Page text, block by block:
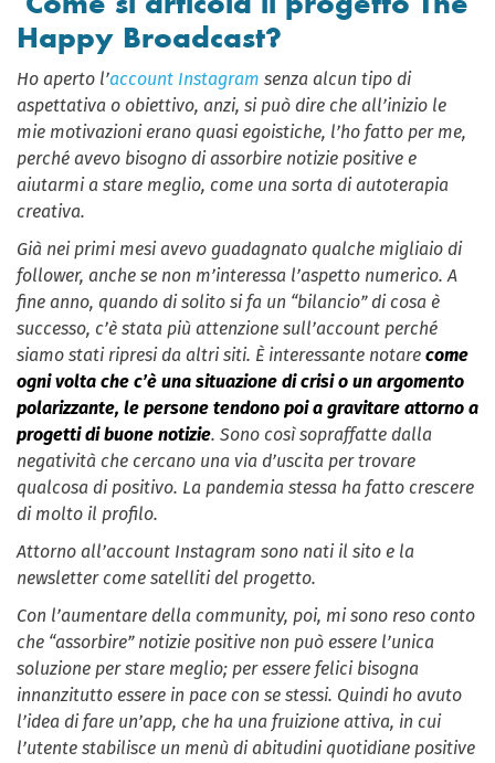
Happy Broadcast?
Ho aperto l’account Instagram senza alcun tipo di
aspettativa o obiettivo, anzi, si può dire che all’inizio le
mie motivazioni erano quasi egoistiche, l’ho fatto per me,
perché avevo bisogno di assorbire notizie positive e
aiutarmi a stare meglio, come una sorta di autoterapia
creativa.
Già nei primi mesi avevo guadagnato qualche migliaio di
follower, anche se non m’interessa l’aspetto numerico. A
fine anno, quando di solito si fa un “bilancio” di cosa è
successo, c’è stata più attenzione sull’account perché
siamo stati ripresi da altri siti. È interessante notare come
ogni volta che c’è una situazione di crisi o un argomento
polarizzante, le persone tendono poi a gravitare attorno a
progetti di buone notizie. Sono così sopraffatte dalla
negatività che cercano una via d’uscita per trovare
qualcosa di positivo. La pandemia stessa ha fatto crescere
di molto il profilo.
Attorno all’account Instagram sono nati il sito e la
newsletter come satelliti del progetto.
Con l’aumentare della community, poi, mi sono reso conto
che “assorbire” notizie positive non può essere l’unica
soluzione per stare meglio; per essere felici bisogna
innanzitutto essere in pace con se stessi. Quindi ho avuto
l’idea di fare un’app, che ha una fruizione attiva, in cui
l’utente stabilisce un menù di abitudini quotidiane positive